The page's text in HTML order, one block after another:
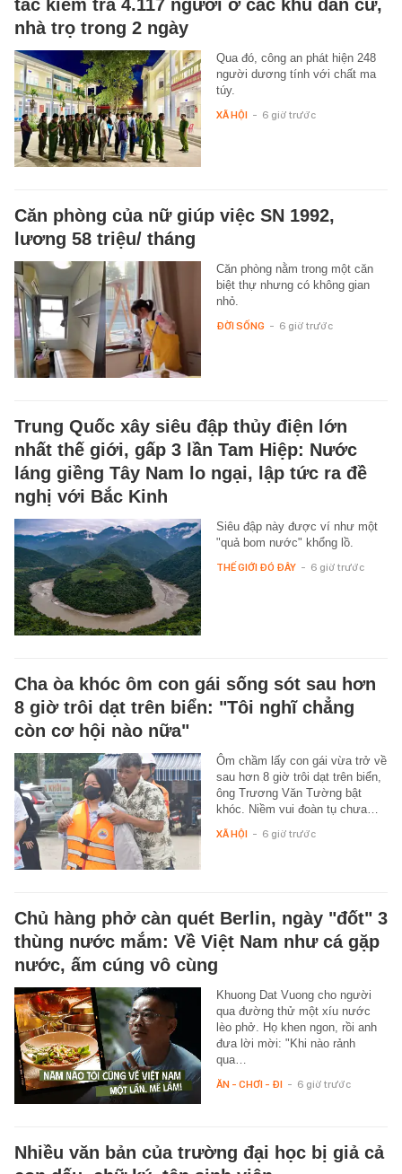
tác kiểm tra 4.117 người ở các khu dân cư,
nhà trọ trong 2 ngày
Qua đó, công an phát hiện 248
người dương tính với chất ma
túy.
XÃ HỘI - 6 giờ trước
Căn phòng của nữ giúp việc SN 1992,
lương 58 triệu/ tháng
Căn phòng nằm trong một căn
biệt thự nhưng có không gian
nhỏ.
ĐỜI SỐNG - 6 giờ trước
Trung Quốc xây siêu đập thủy điện lớn
nhất thế giới, gấp 3 lần Tam Hiệp: Nước
láng giềng Tây Nam lo ngại, lập tức ra đề
nghị với Bắc Kinh
Siêu đập này được ví như một
"quả bom nước" khổng lồ.
THẾ GIỚI ĐÓ ĐÂY - 6 giờ trước
Cha òa khóc ôm con gái sống sót sau hơn
8 giờ trôi dạt trên biển: "Tôi nghĩ chẳng
còn cơ hội nào nữa"
Ôm chầm lấy con gái vừa trở về
sau hơn 8 giờ trôi dạt trên biển,
ông Trương Văn Tường bật
khóc. Niềm vui đoàn tụ chưa…
XÃ HỘI - 6 giờ trước
Chủ hàng phở càn quét Berlin, ngày "đốt" 3
thùng nước mắm: Về Việt Nam như cá gặp
nước, ấm cúng vô cùng
Khuong Dat Vuong cho người
qua đường thử một xíu nước
lèo phở. Họ khen ngon, rồi anh
đưa lời mời: "Khi nào rảnh
qua…
ĂN - CHƠI - ĐI - 6 giờ trước
Nhiều văn bản của trường đại học bị giả cả